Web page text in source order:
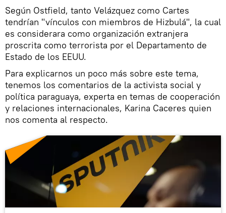
Según Ostfield, tanto Velázquez como Cartes
tendrían "vínculos con miembros de Hizbulá", la cual
es considerara como organización extranjera
proscrita como terrorista por el Departamento de
Estado de los EEUU.
Para explicarnos un poco más sobre este tema,
tenemos los comentarios de la activista social y
política paraguaya, experta en temas de cooperación
y relaciones internacionales, Karina Caceres quien
nos comenta al respecto.